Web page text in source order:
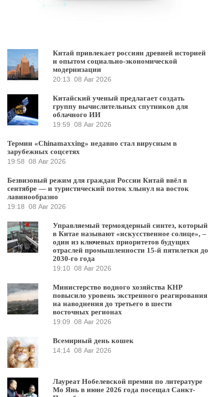
Китай привлекает россиян древней историей
и опытом социально-экономической
модернизации
20:13 08 Авг 2026
Китайский ученый предлагает создать
группу вычислительных спутников для
облачного ИИ
19:59 08 Авг 2026
Термин «Chinamaxxing» недавно стал вирусным в
зарубежных соцсетях
19:58 08 Авг 2026
Безвизовый режим для граждан России Китай ввёл в
сентябре — и туристический поток хлынул на восток
лавинообразно
19:18 08 Авг 2026
Управляемый термоядерный синтез, который
в Китае называют «искусственное солнце», –
один из ключевых приоритетов будущих
отраслей промышленности 15-й пятилетки до
2030-го года
19:10 08 Авг 2026
Министерство водного хозяйства КНР
повысило уровень экстренного реагирования
на наводнения до третьего в шести
восточных регионах
19:09 08 Авг 2026
Всемирный день кошек
14:14 08 Авг 2026
Лауреат Нобелевской премии по литературе
Мо Янь в июне 2026 года посещал Санкт-